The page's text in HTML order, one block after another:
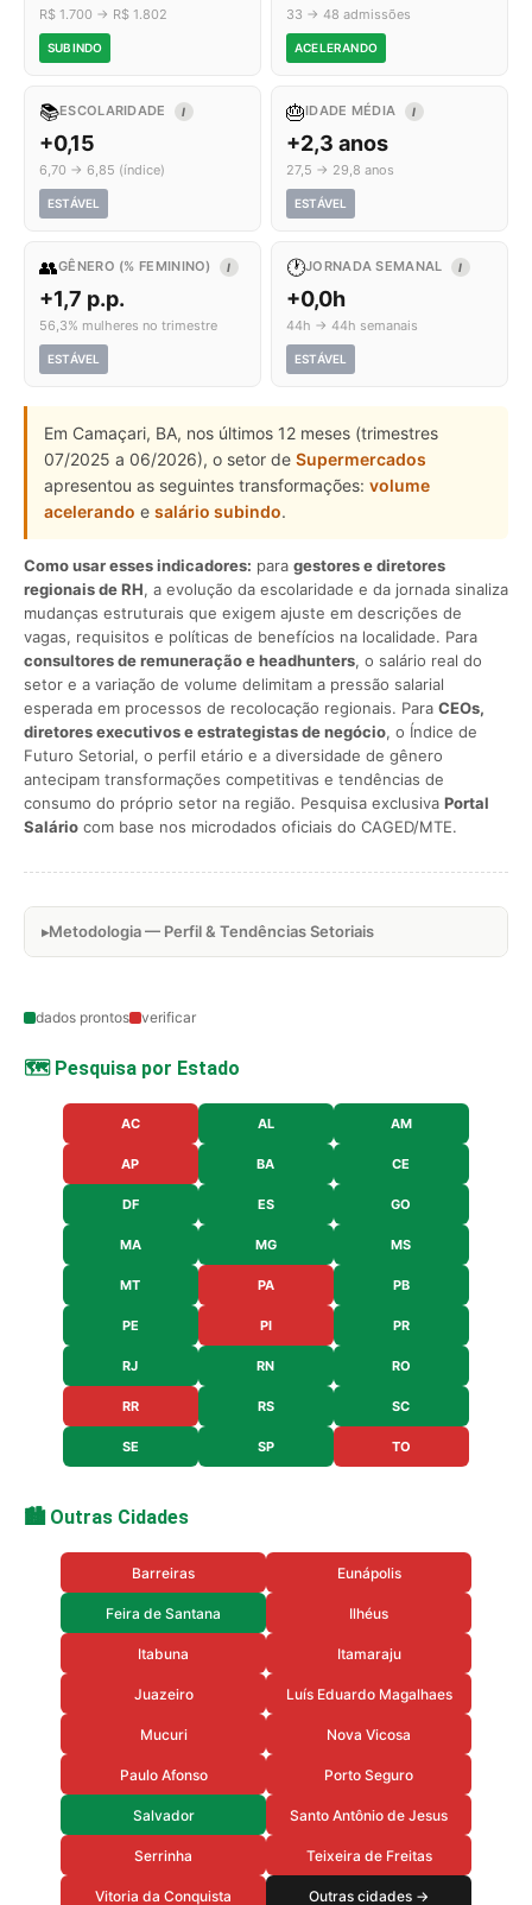
R$ 1.700 → R$ 1.802
SUBINDO
33 → 48 admissões
ACELERANDO
📚ESCOLARIDADE I
+0,15
6,70 → 6,85 (índice)
ESTÁVEL
🎂IDADE MÉDIA I
+2,3 anos
27,5 → 29,8 anos
ESTÁVEL
👥GÊNERO (% FEMININO) I
+1,7 p.p.
56,3% mulheres no trimestre
ESTÁVEL
🕐JORNADA SEMANAL I
+0,0h
44h → 44h semanais
ESTÁVEL
Em Camaçari, BA, nos últimos 12 meses (trimestres
07/2025 a 06/2026), o setor de Supermercados
apresentou as seguintes transformações: volume
acelerando e salário subindo.
Como usar esses indicadores: para gestores e diretores
regionais de RH, a evolução da escolaridade e da jornada sinaliza
mudanças estruturais que exigem ajuste em descrições de
vagas, requisitos e políticas de benefícios na localidade. Para
consultores de remuneração e headhunters, o salário real do
setor e a variação de volume delimitam a pressão salarial
esperada em processos de recolocação regionais. Para CEOs,
diretores executivos e estrategistas de negócio, o Índice de
Futuro Setorial, o perfil etário e a diversidade de gênero
antecipam transformações competitivas e tendências de
consumo do próprio setor na região. Pesquisa exclusiva Portal
Salário com base nos microdados oficiais do CAGED/MTE.
Metodologia — Perfil & Tendências Setoriais
dados prontos verificar
🗺️ Pesquisa por Estado
AC AL AM
AP BA CE
DF ES GO
MA MG MS
MT PA PB
PE PI PR
RJ RN RO
RR RS SC
SE SP TO
🏙️ Outras Cidades
Barreiras Eunápolis
Feira de Santana Ilhéus
Itabuna Itamaraju
Juazeiro Luís Eduardo Magalhaes
Mucuri Nova Vicosa
Paulo Afonso Porto Seguro
Salvador Santo Antônio de Jesus
Serrinha Teixeira de Freitas
Vitoria da Conquista Outras cidades →